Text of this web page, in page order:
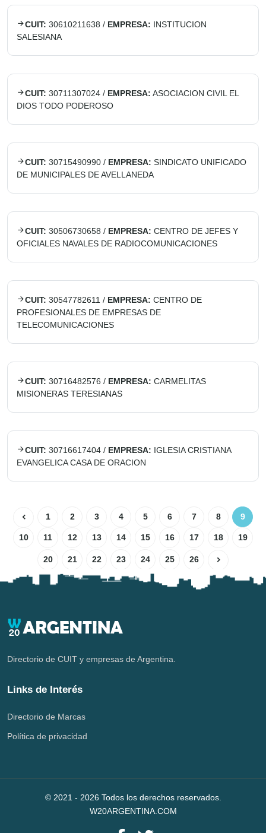
CUIT: 30610211638 / EMPRESA: INSTITUCION
SALESIANA
CUIT: 30711307024 / EMPRESA: ASOCIACION CIVIL EL
DIOS TODO PODEROSO
CUIT: 30715490990 / EMPRESA: SINDICATO UNIFICADO
DE MUNICIPALES DE AVELLANEDA
CUIT: 30506730658 / EMPRESA: CENTRO DE JEFES Y
OFICIALES NAVALES DE RADIOCOMUNICACIONES
CUIT: 30547782611 / EMPRESA: CENTRO DE
PROFESIONALES DE EMPRESAS DE
TELECOMUNICACIONES
CUIT: 30716482576 / EMPRESA: CARMELITAS
MISIONERAS TERESIANAS
CUIT: 30716617404 / EMPRESA: IGLESIA CRISTIANA
EVANGELICA CASA DE ORACION
1 2 3 4 5 6 7 8 9
10 11 12 13 14 15 16 17 18 19
20 21 22 23 24 25 26
Directorio de CUIT y empresas de Argentina.
Links de Interés
Directorio de Marcas
Política de privacidad
© 2021 - 2026 Todos los derechos reservados.
W20ARGENTINA.COM